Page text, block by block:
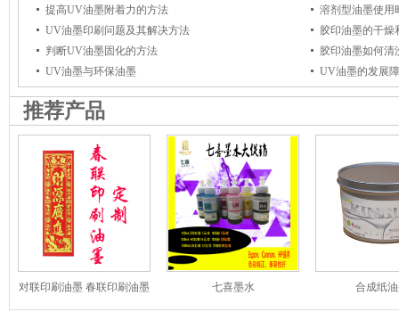
提高UV油墨附着力的方法
溶剂型油墨使用
UV油墨印刷问题及其解决方法
胶印油墨的干燥
判断UV油墨固化的方法
胶印油墨如何清
UV油墨与环保油墨
UV油墨的发展
推荐产品
对联印刷油墨 春联印刷油墨
七喜墨水 合成纸